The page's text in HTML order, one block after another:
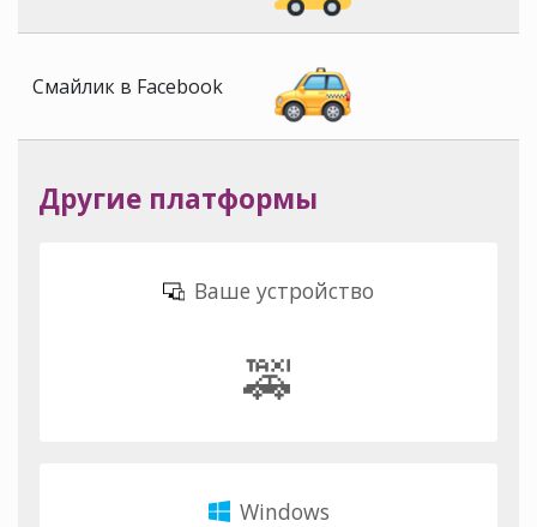
Смайлик в Facebook
Другие платформы
Ваше устройство
🚕
Windows